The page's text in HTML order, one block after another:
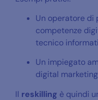
Un operatore di
competenze
tecnico
Un impiegato
digital
Il reskilling è quindi